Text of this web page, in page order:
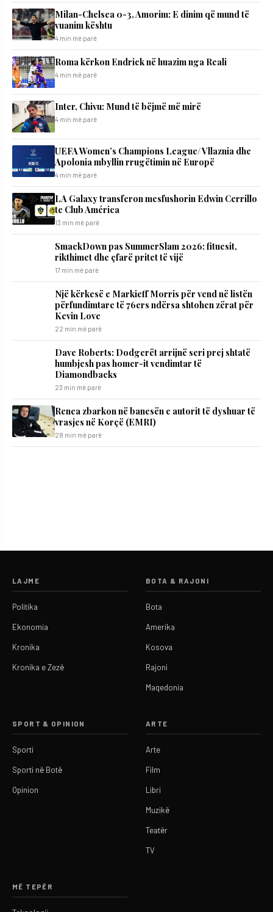
Milan-Chelsea 0-3, Amorim: E dinim që mund të
vuanim kështu
4 min më parë
Roma kërkon Endrick në huazim nga Reali
4 min më parë
Inter, Chivu: Mund të bëjmë më mirë
4 min më parë
UEFA Women’s Champions League/ Vllaznia dhe
Apolonia mbyllin rrugëtimin në Europë
4 min më parë
LA Galaxy transferon mesfushorin Edwin Cerrillo
te Club América
13 min më parë
SmackDown pas SummerSlam 2026: fituesit,
rikthimet dhe çfarë pritet të vijë
17 min më parë
Një kërkesë e Markieff Morris për vend në listën
përfundimtare të 76ers ndërsa shtohen zërat për
Kevin Love
22 min më parë
Dave Roberts: Dodgerët arrijnë seri prej shtatë
humbjesh pas homer-it vendimtar të
Diamondbacks
23 min më parë
Renea zbarkon në banesën e autorit të dyshuar të
vrasjes në Korçë (EMRI)
28 min më parë
LAJME
Politika
Ekonomia
Kronika
Kronika e Zezë
BOTA & RAJONI
Bota
Amerika
Kosova
Rajoni
Maqedonia
SPORT & OPINION
Sporti
Sporti në Botë
Opinion
ARTE
Arte
Film
Libri
Muzikë
Teatër
TV
MË TEPËR